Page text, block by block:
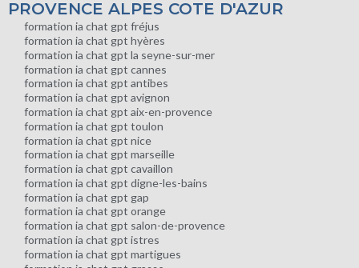
PROVENCE ALPES COTE D'AZUR
formation ia chat gpt fréjus
formation ia chat gpt hyères
formation ia chat gpt la seyne-sur-mer
formation ia chat gpt cannes
formation ia chat gpt antibes
formation ia chat gpt avignon
formation ia chat gpt aix-en-provence
formation ia chat gpt toulon
formation ia chat gpt nice
formation ia chat gpt marseille
formation ia chat gpt cavaillon
formation ia chat gpt digne-les-bains
formation ia chat gpt gap
formation ia chat gpt orange
formation ia chat gpt salon-de-provence
formation ia chat gpt istres
formation ia chat gpt martigues